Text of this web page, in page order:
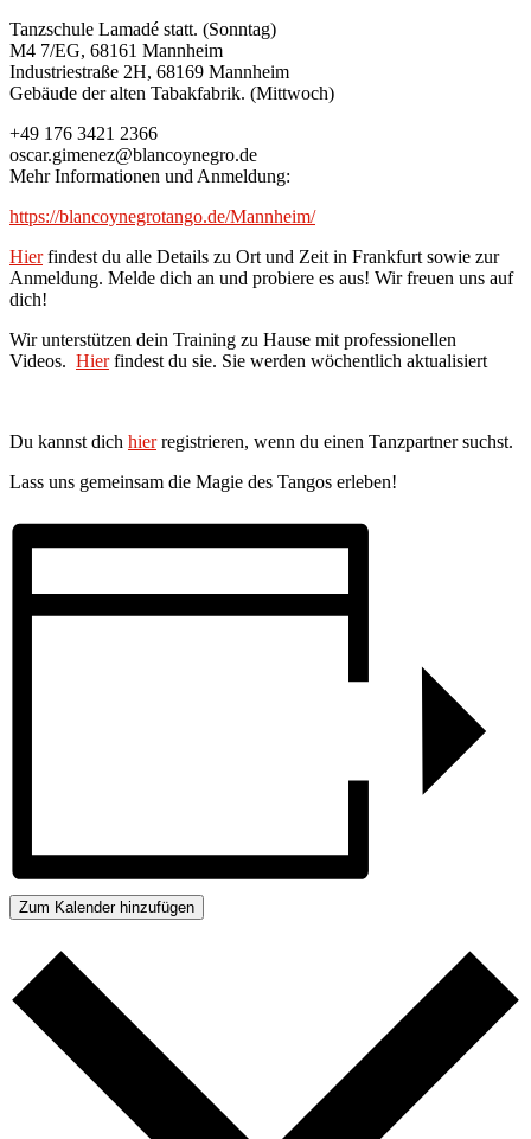
Tanzschule Lamadé statt. (Sonntag)
M4 7/EG, 68161 Mannheim
Industriestraße 2H, 68169 Mannheim
Gebäude der alten Tabakfabrik. (Mittwoch)
+49 176 3421 2366
oscar.gimenez@blancoynegro.de
Mehr Informationen und Anmeldung:
https://blancoynegrotango.de/Mannheim/
Hierfindest du alle Details zu Ort und Zeit in Frankfurt sowie zur
Anmeldung. Melde dich an und probiere es aus! Wir freuen uns auf
dich!
Wir unterstützen dein Training zu Hause mit professionellen
Videos. Hierfindest du sie. Sie werden wöchentlich aktualisiert
Du kannst dich hierregistrieren, wenn du einen Tanzpartner suchst.
Lass uns gemeinsam die Magie des Tangos erleben!
Zum Kalender hinzufügen